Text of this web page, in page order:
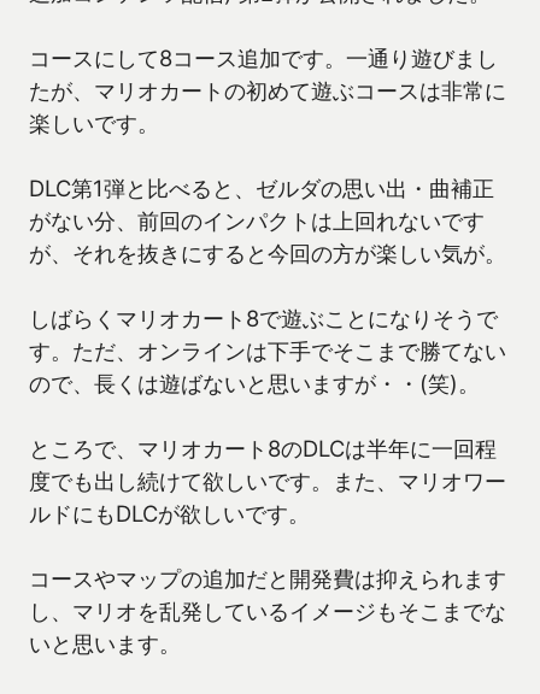
コースにして8コース追加です。一通り遊びまし
たが、マリオカートの初めて遊ぶコースは非常に
楽しいです。
DLC第1弾と比べると、ゼルダの思い出・曲補正
がない分、前回のインパクトは上回れないです
が、それを抜きにすると今回の方が楽しい気が。
しばらくマリオカート8で遊ぶことになりそうで
す。ただ、オンラインは下手でそこまで勝てない
ので、長くは遊ばないと思いますが・・(笑)。
ところで、マリオカート8のDLCは半年に一回程
度でも出し続けて欲しいです。また、マリオワー
ルドにもDLCが欲しいです。
コースやマップの追加だと開発費は抑えられます
し、マリオを乱発しているイメージもそこまでな
いと思います。